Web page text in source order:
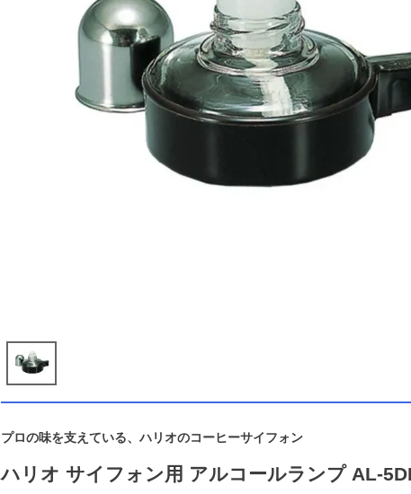
プロの味を支えている、ハリオのコーヒーサイフォン
ハリオ サイフォン用 アルコールランプ AL-